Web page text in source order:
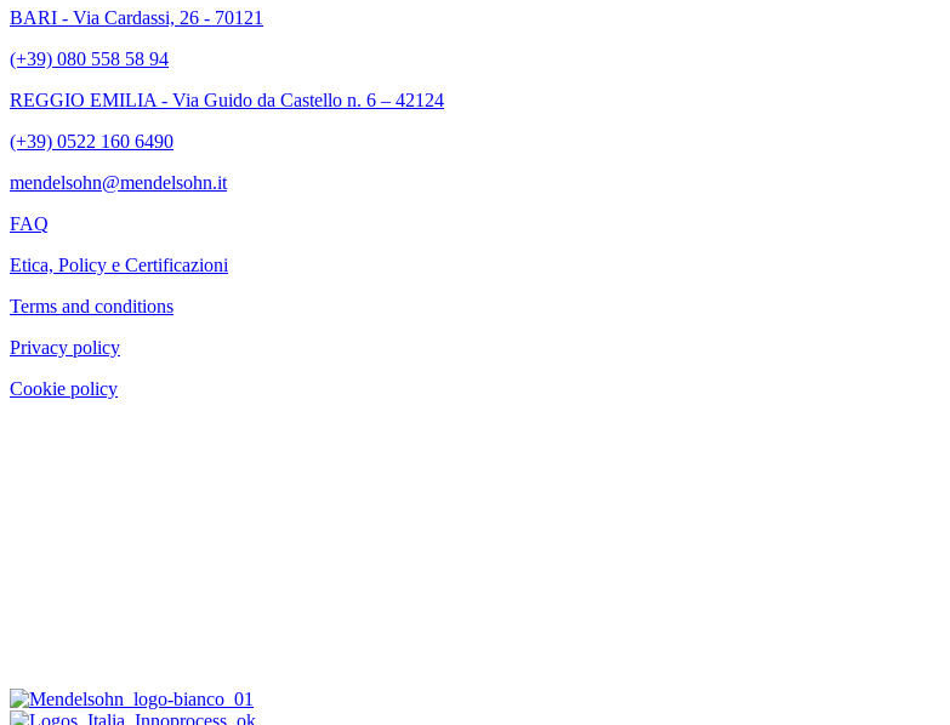
BARI - Via Cardassi, 26 - 70121
(+39) 080 558 58 94
REGGIO EMILIA - Via Guido da Castello n. 6 – 42124
(+39) 0522 160 6490
mendelsohn@mendelsohn.it
FAQ
Etica, Policy e Certificazioni
Terms and conditions
Privacy policy
Cookie policy